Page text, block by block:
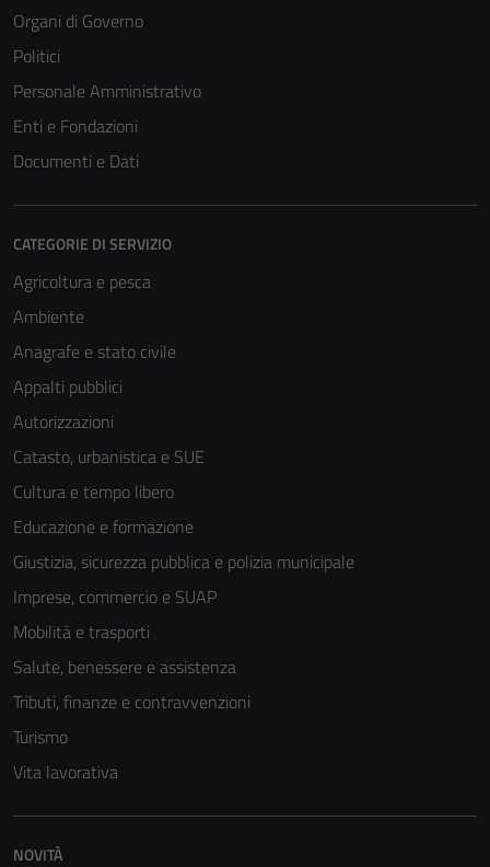
Organi di Governo
Politici
Personale Amministrativo
Enti e Fondazioni
Documenti e Dati
CATEGORIE DI SERVIZIO
Agricoltura e pesca
Ambiente
Anagrafe e stato civile
Appalti pubblici
Autorizzazioni
Catasto, urbanistica e SUE
Cultura e tempo libero
Educazione e formazione
Giustizia, sicurezza pubblica e polizia municipale
Imprese, commercio e SUAP
Mobilità e trasporti
Salute, benessere e assistenza
Tributi, finanze e contravvenzioni
Turismo
Vita lavorativa
NOVITÀ